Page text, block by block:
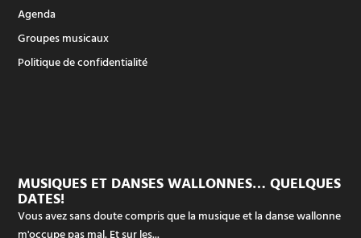
Agenda
Groupes musicaux
Politique de confidentialité
MUSIQUES ET DANSES WALLONNES… QUELQUES
DATES!
Vous avez sans doute compris que la musique et la danse wallonne
m'occupe pas mal. Et sur les...